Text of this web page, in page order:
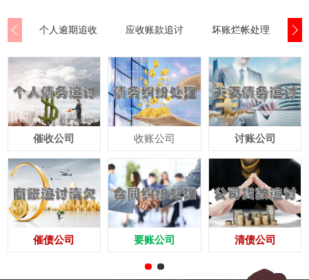
个人逾期追收 应收账款追讨 坏账烂帐处理
催收公司
催债公司
收账公司
要账公司
讨账公司
清债公司